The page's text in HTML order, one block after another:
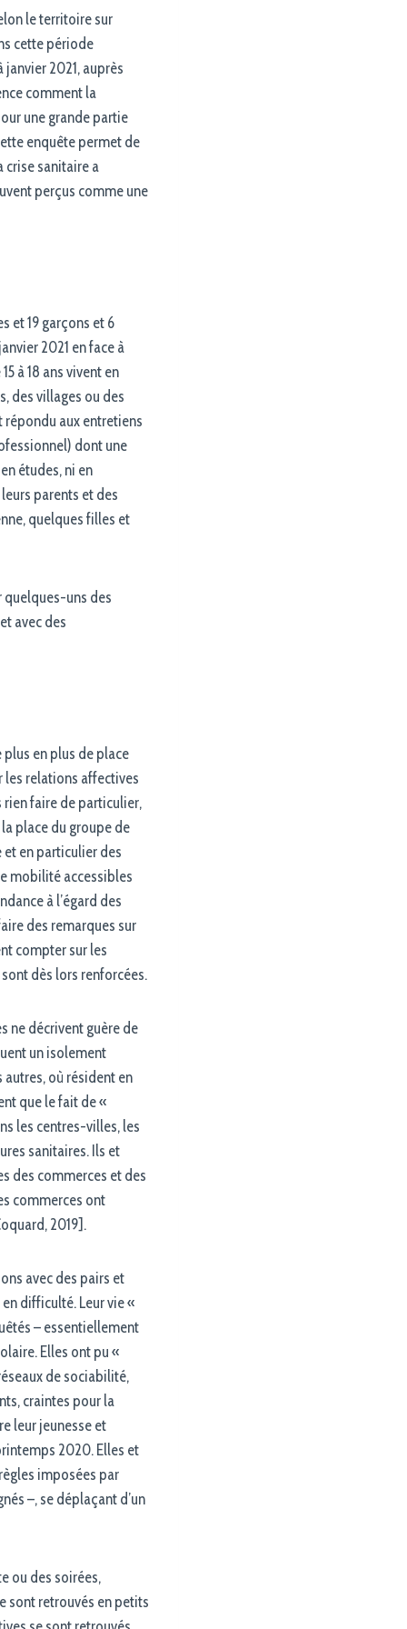
le territoire sur
cette période
2021, auprès
comment la
une grande partie
enquête permet de
crise sanitaire a
perçus comme une
et 19 garçons et 6
2021 en face à
à 18 ans vivent en
des villages ou des
répondu aux entretiens
dont une
études, ni en
parents et des
quelques filles et
quelques-uns des
avec des
en plus de place
les relations affectives
rien faire de particulier,
place du groupe de
en particulier des
mobilité accessibles
à l’égard des
des remarques sur
compter sur les
dès lors renforcées.
ne décrivent guère de
un isolement
autres, où résident en
que le fait de «
les centres-villes, les
sanitaires. Ils et
des commerces et des
commerces ont
2019].
avec des pairs et
difficulté. Leur vie «
– essentiellement
Elles ont pu «
de sociabilité,
craintes pour la
leur jeunesse et
2020. Elles et
imposées par
–, se déplaçant d’un
ou des soirées,
sont retrouvés en petits